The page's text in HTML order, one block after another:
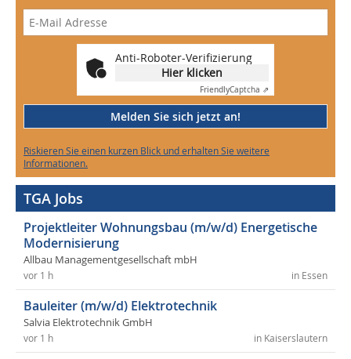
Anti-Roboter-Verifizierung
Hier klicken
FriendlyCaptcha ⇗
Melden Sie sich jetzt an!
Riskieren Sie einen kurzen Blick und erhalten Sie weitere
Informationen.
TGA Jobs
Projektleiter Wohnungsbau (m/w/d) Energetische
Modernisierung
Allbau Managementgesellschaft mbH
in Essen
vor 1 h
Bauleiter (m/w/d) Elektrotechnik
Salvia Elektrotechnik GmbH
in Kaiserslautern
vor 1 h